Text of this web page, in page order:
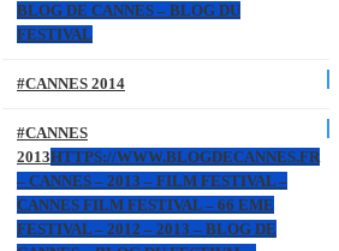
BLOG DE CANNES – BLOG DU
FESTIVAL
#CANNES 2014
#CANNES
2013HTTPS://WWW.BLOGDECANNES.FR
– CANNES – 2013 – FILM FESTIVAL –
CANNES FILM FESTIVAL – 66 EME
FESTIVAL – 2012 – 2013 – BLOG DE